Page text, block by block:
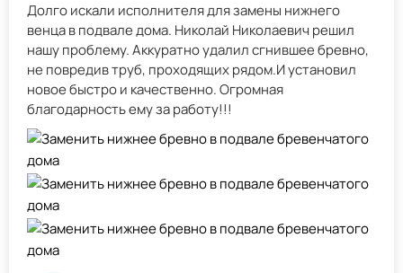
Долго искали исполнителя для замены нижнего
венца в подвале дома. Николай Николаевич решил
нашу проблему. Аккуратно удалил сгнившее бревно,
не повредив труб, проходящих рядом.И установил
новое быстро и качественно. Огромная
благодарность ему за работу!!!